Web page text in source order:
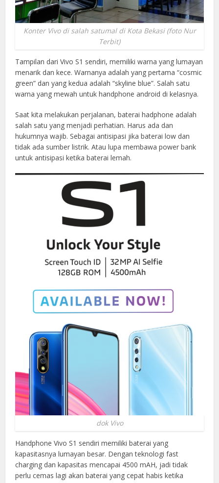
Konter Vivo di salah satumal di Kota Bekasi (foto Nur
Terbit)
Tampilan dari Vivo S1 sendiri, memiliki warna yang lumayan
menarik dan kece. Warnanya adalah yang pertama “cosmic
green” dan yang kedua adalah “skyline blue”. Salah satu
warna yang mewah untuk handphone android di kelasnya.
Saat kita melakukan perjalanan, baterai hadphone adalah
salah satu yang menjadi perhatian. Harus ada dan
hukumnya wajib. Sebagai antisipasi jika baterai low dan
tidak ada sumber listrik. Atau lupa membawa power bank
untuk antisipasi ketika baterai lemah.
dok Vivo
Handphone Vivo S1 sendiri memiliki baterai yang
kapasitasnya lumayan besar. Dengan teknologi fast
charging dan kapasitas mencapai 4500 mAH, jadi tidak
perlu cemas lagi akan baterai yang cepat habis ketika